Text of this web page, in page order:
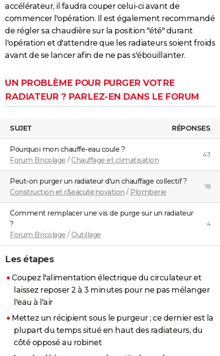
accélérateur, il faudra couper celui-ci avant de
commencer l'opération. Il est également recommandé
de régler sa chaudière sur la position "été" durant
l'opération et d'attendre que les radiateurs soient froids
avant de se lancer afin de ne pas s'ébouillanter.
UN PROBLÈME POUR PURGER VOTRE
RADIATEUR ? PARLEZ-EN DANS LE FORUM
SUJET RÉPONSES
Pourquoi mon chauffe-eau coule ?
Forum Bricolage /Chauffage et climatisation
43
Peut-on purger un radiateur d'un chauffage collectif ?
Construction et r&eacute;novation / Plomberie
18
Comment remplacer une vis de purge sur un radiateur
?
Forum Bricolage /Outillage
4
Les étapes
Coupez l'alimentation électrique du circulateur et
laissez reposer 2 à 3 minutes pour ne pas mélanger
l'eau à l'air
Mettez un récipient sous le purgeur ; ce dernier est la
plupart du temps situé en haut des radiateurs, du
côté opposé au robinet